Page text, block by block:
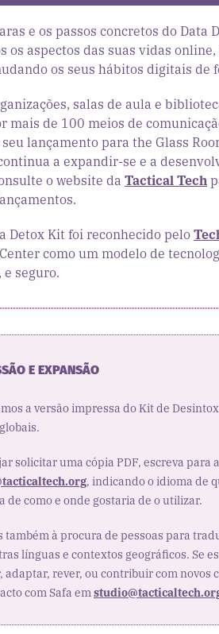
e os passos concretos do Data
os aspectos das suas vidas
os seus hábitos digitais de
salas de aula e
mais de 100 meios de
lançamento para the Glass
a expandir-se e a
o website da Tactical Tech
Detox Kit foi reconhecido pelo
como um modelo de
seguro.
E EXPANSÃO
a versão impressa do Kit de
solicitar uma cópia PDF, escreva para
, indicando o idioma de
de como e onde gostaria de o utilizar.
também à procura de pessoas para
línguas e contextos geográficos. Se
adaptar, rever, ou contribuir com novos
com Safa em